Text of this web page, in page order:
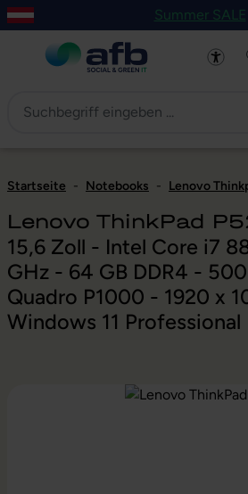
Hauptinhalt springen
Zur Navigation der B2B-Plattform
Summer SALE
Startseite - Notebooks - Lenovo
Lenovo ThinkPad
15,6 Zoll - Intel Core i7
GHz - 64 GB DDR4 -
Quadro P1000 - 1920 x
Windows 11 Professional
Bildergalerie überspringen